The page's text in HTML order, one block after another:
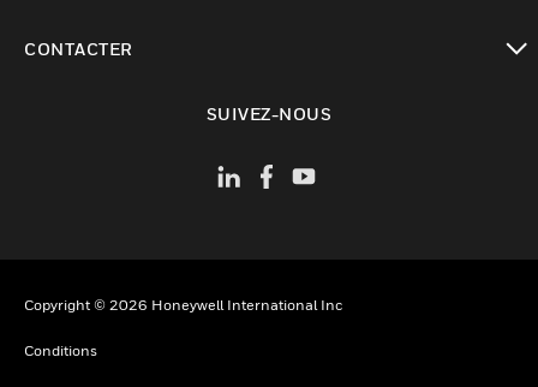
CONTACTER
SUIVEZ-NOUS
Copyright © 2026 Honeywell International Inc
Conditions